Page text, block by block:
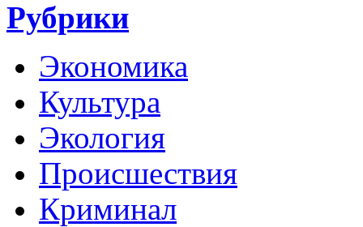
Рубрики
Экономика
Культура
Экология
Происшествия
Криминал